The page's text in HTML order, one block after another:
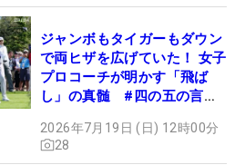
ジャンボもタイガーもダウン
で両ヒザを広げていた！ 女子
プロコーチが明かす「飛ば
し」の真髄 #四の五の言わ
2026年7月19日 (日) 12時00分
28